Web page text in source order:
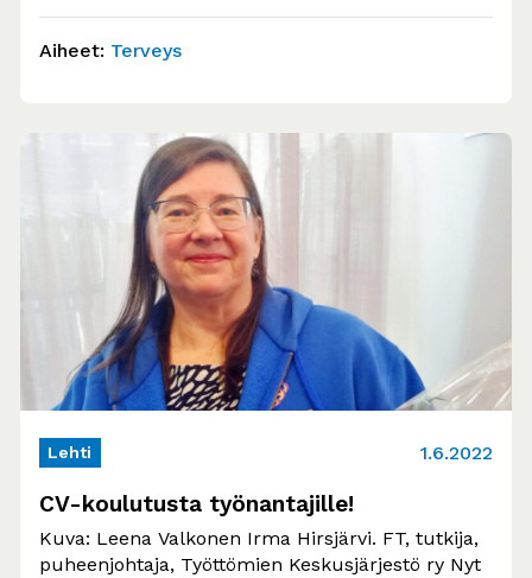
heijastuneet kevään aikana suoraan
avustusruuan kysyntään. Ruoka-aputoimijat…
Aiheet: Terveys
Lehti 1.6.2022
CV-koulutusta työnantajille!
Kuva: Leena Valkonen Irma Hirsjärvi. FT, tutkija,
puheenjohtaja, Työttömien Keskusjärjestö ry Nyt